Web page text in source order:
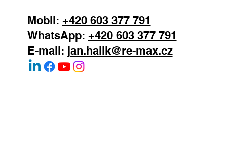
Mobil: +420 603 377 791
WhatsApp: +420 603 377 791
E-mail: jan.halik@re-max.cz